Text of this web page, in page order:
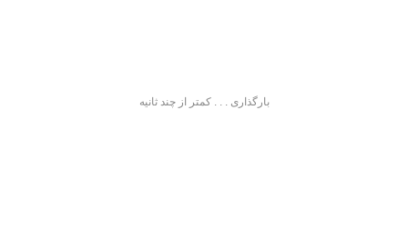
بارگذاری . . . کمتر از چند ثانیه